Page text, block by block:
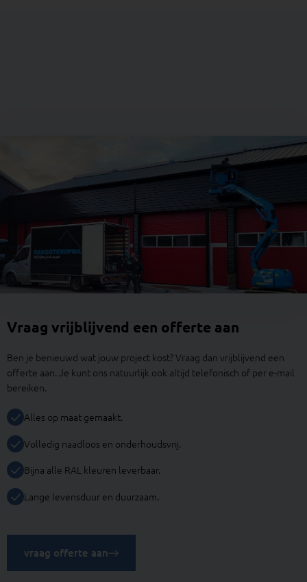
Vraag vrijblijvend een offerte aan
Ben je benieuwd wat jouw project kost? Vraag dan vrijblijvend een
offerte aan. Je kunt ons natuurlijk ook altijd telefonisch of per e-mail
bereiken.
Alles op maat gemaakt.
Volledig naadloos en onderhoudsvrij.
Bijna alle RAL kleuren leverbaar.
Lange levensduur en duurzaam.
vraag offerte aan